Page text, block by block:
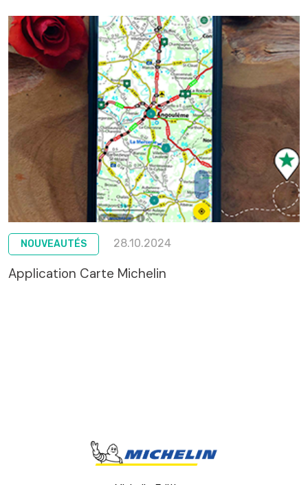
NOUVEAUTÉS 28.10.2024
Application Carte Michelin